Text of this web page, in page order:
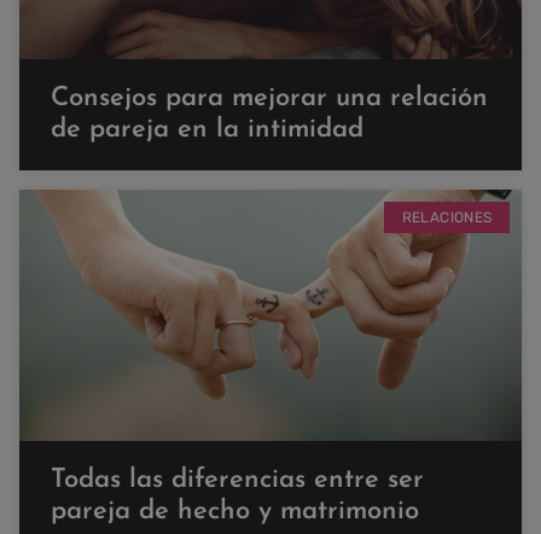
Consejos para mejorar una relación
de pareja en la intimidad
RELACIONES
Todas las diferencias entre ser
pareja de hecho y matrimonio